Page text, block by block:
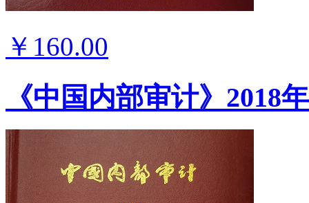
￥160.00
《中国内部审计》2018